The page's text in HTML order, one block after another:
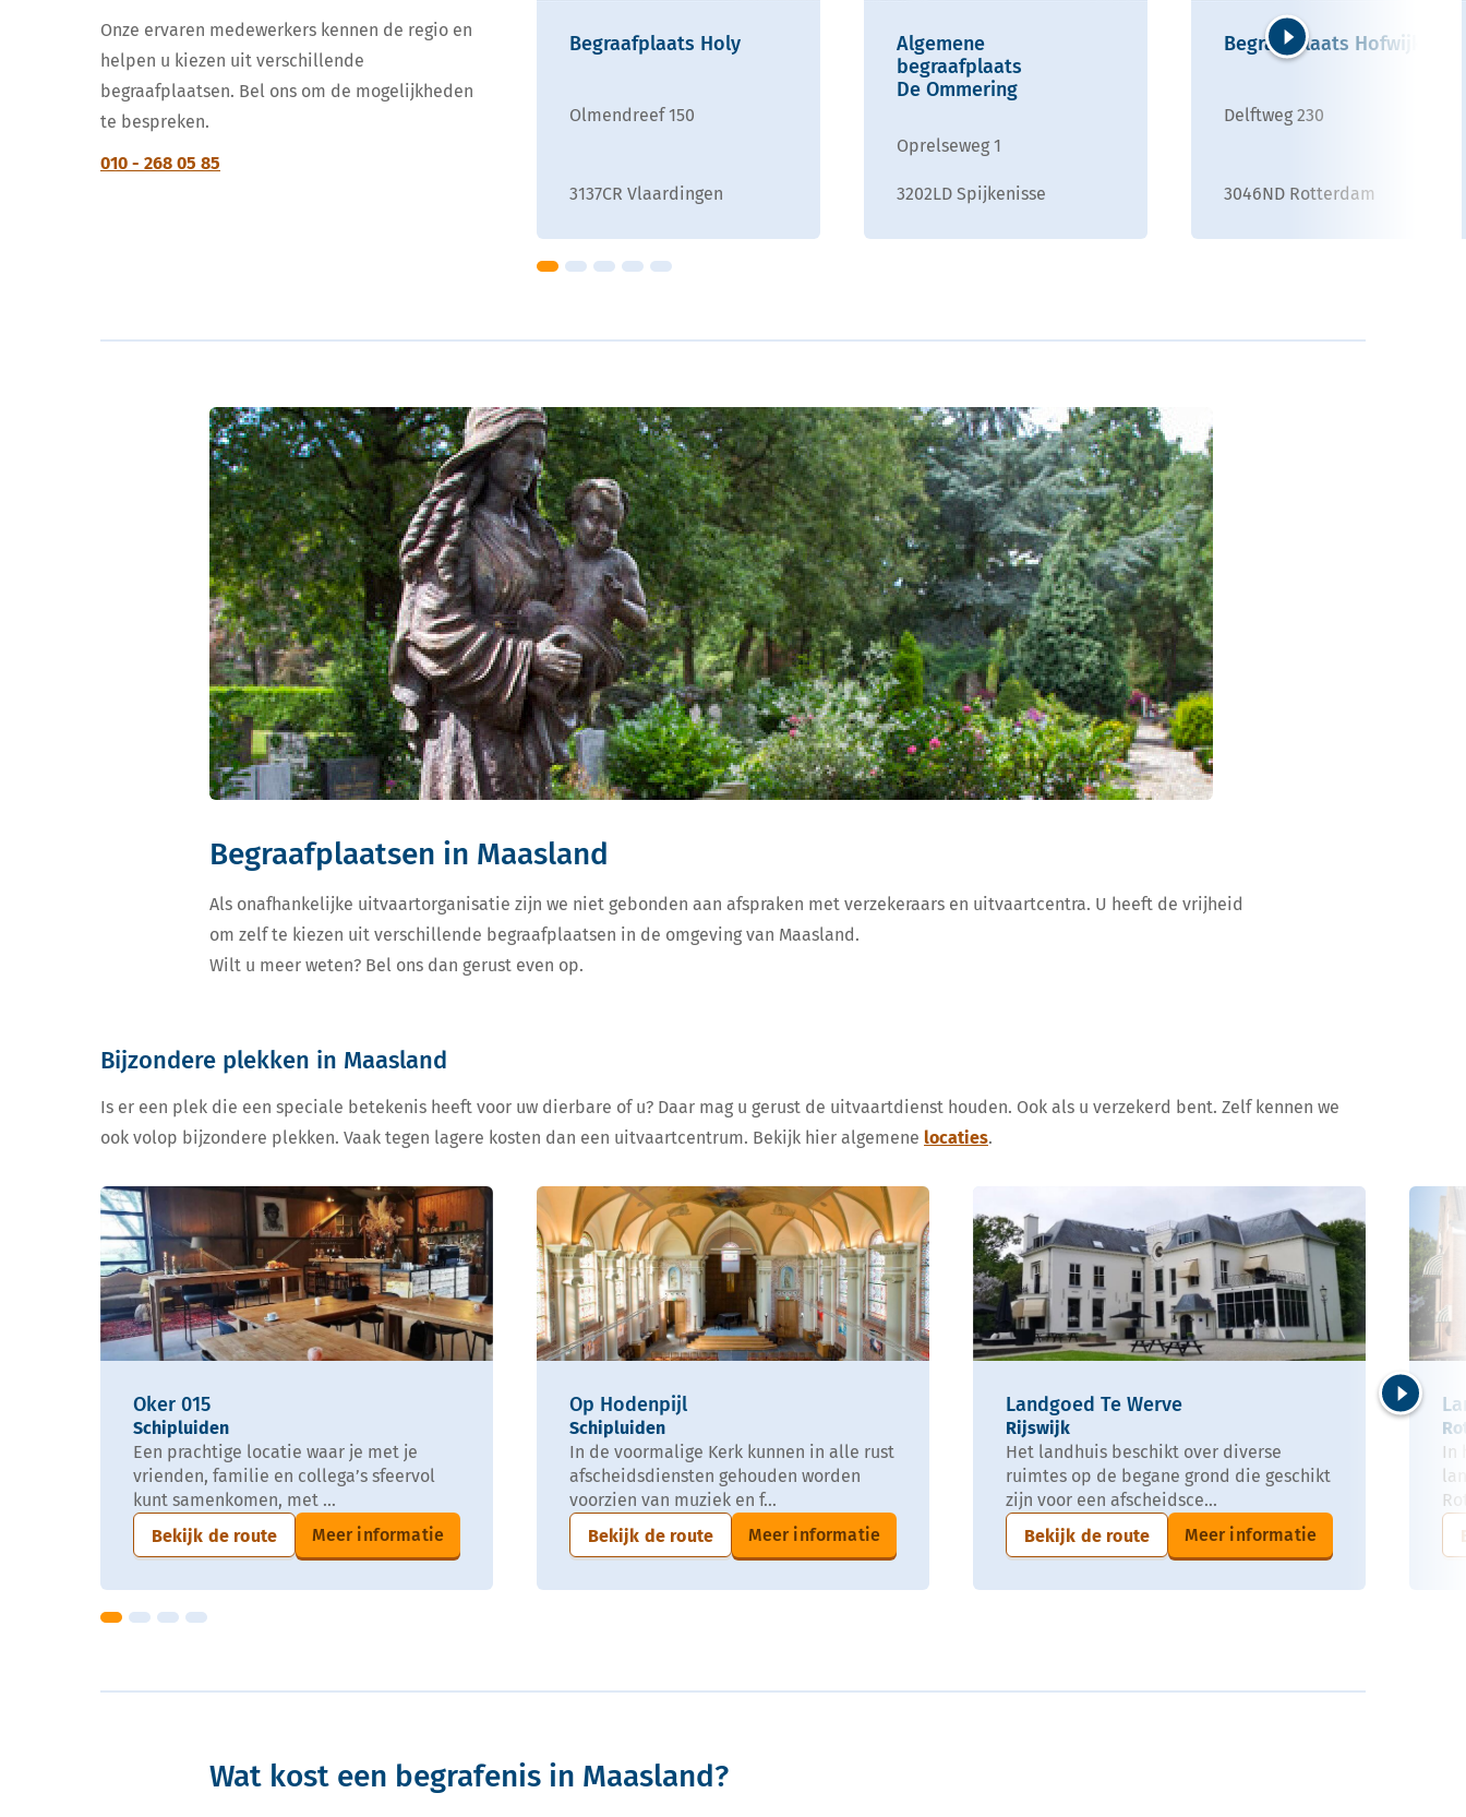
Onze ervaren medewerkers kennen de regio en
helpen u kiezen uit verschillende
begraafplaatsen. Bel ons om de mogelijkheden
te bespreken.
010 - 268 05 85
Begraafplaats Holy
Olmendreef 150
3137CR Vlaardingen
Algemene
begraafplaats
De Ommering
Oprelseweg 1
3202LD Spijkenisse
Begraafplaats Hofwijk
Delftweg 230
3046ND Rotterdam
Begraafplaatsen in Maasland
Als onafhankelijke uitvaartorganisatie zijn we niet gebonden aan afspraken met verzekeraars en uitvaartcentra. U heeft de vrijheid
om zelf te kiezen uit verschillende begraafplaatsen in de omgeving van Maasland.
Wilt u meer weten? Bel ons dan gerust even op.
Bijzondere plekken in Maasland
Is er een plek die een speciale betekenis heeft voor uw dierbare of u? Daar mag u gerust de uitvaartdienst houden. Ook als u verzekerd bent. Zelf kennen we
ook volop bijzondere plekken. Vaak tegen lagere kosten dan een uitvaartcentrum. Bekijk hier algemene locaties.
Oker 015
Schipluiden
Een prachtige locatie waar je met je
vrienden, familie en collega’s sfeervol
kunt samenkomen, met ...
Bekijk de route
Meer informatie
Op Hodenpijl
Schipluiden
In de voormalige Kerk kunnen in alle rust
afscheidsdiensten gehouden worden
voorzien van muziek en f...
Bekijk de route
Meer informatie
Landgoed Te Werve
Rijswijk
Het landhuis beschikt over diverse
ruimtes op de begane grond die geschikt
zijn voor een afscheidsce...
Bekijk de route
Meer informatie
In
Volgende
Wat kost een begrafenis in Maasland?